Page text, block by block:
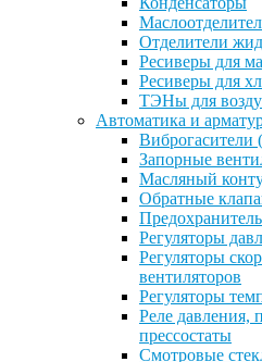
Отделители
Ресиверы для
Ресиверы для
ТЭНы для
Автоматика и
Виброгасители
Запорные
Масляный
Обратные
Регуляторы
Регуляторы
вентиляторов
Регуляторы
Реле давления,
прессостаты
Смотровые